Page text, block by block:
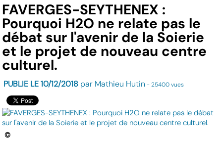
FAVERGES-SEYTHENEX :
Pourquoi H2O ne relate pas le
débat sur l'avenir de la Soierie
et le projet de nouveau centre
culturel.
PUBLIE LE 10/12/2018 par Mathieu Hutin - 25400 vues
©